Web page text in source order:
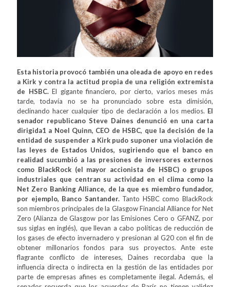
Esta historia provocó también una oleada de apoyo en redes
a Kirk y contra la actitud propia de una religión extremista
de HSBC.El gigante financiero, por cierto, varios meses más
tarde, todavía no se ha pronunciado sobre esta dimisión,
declinando hacer cualquier tipo de declaración a los medios. El
senador republicano Steve Daines denunció en una carta
dirigida1 a Noel Quinn, CEO de HSBC, que la decisión de la
entidad de suspender a Kirk pudo suponer una violación de
las leyes de Estados Unidos, sugiriendo que el banco en
realidad sucumbió a las presiones de inversores externos
como BlackRock (el mayor accionista de HSBC) o grupos
industriales que centran su actividad en el clima como la
Net Zero Banking Alliance, de la que es miembro fundador,
por ejemplo, Banco Santander.Tanto HSBC como BlackRock
son miembros principales de la Glasgow Financial Alliance for Net
Zero (Alianza de Glasgow por las Emisiones Cero o GFANZ, por
sus siglas en inglés), que llevan a cabo políticas de reducción de
los gases de efecto invernadero y presionan al G20 con el fin de
obtener millonarios fondos para sus proyectos. Ante este
flagrante conflicto de intereses, Daines recordaba que la
influencia directa o indirecta en la gestión de las entidades por
parte de empresas afines es completamente ilegal. Además, el